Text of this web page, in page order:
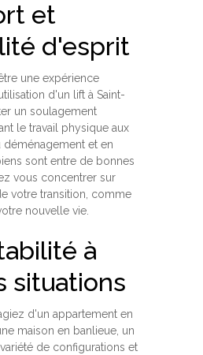
et
d'esprit
une expérience
d'un lift à Saint-
un soulagement
le travail physique aux
et en
sont entre de bonnes
vous concentrer sur
votre transition, comme
nouvelle vie.
à
situations
d'un appartement en
maison en banlieue, un
de configurations et